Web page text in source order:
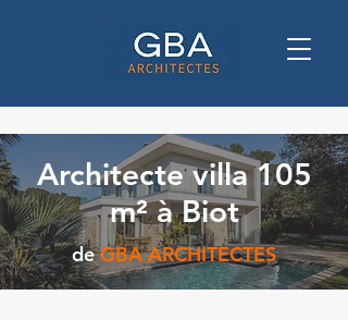
Architecte villa 105
m² à Biot
de GBA ARCHITECTES